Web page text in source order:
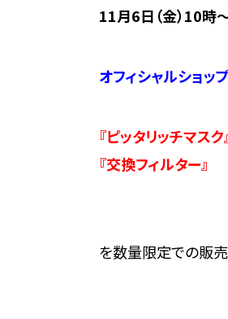
11月6日（金）10時
オフィシャルショ
『ピッタリッチマス
『交換フィルター』
を数量限定での販売